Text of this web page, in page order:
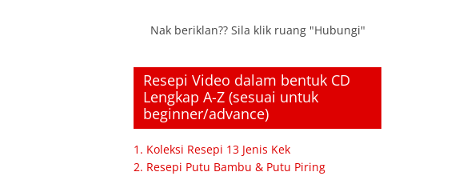
Nak beriklan?? Sila klik ruang "Hubungi"
Resepi Video dalam bentuk CD
Lengkap A-Z (sesuai untuk
beginner/advance)
1. Koleksi Resepi 13 Jenis Kek
2. Resepi Putu Bambu & Putu Piring